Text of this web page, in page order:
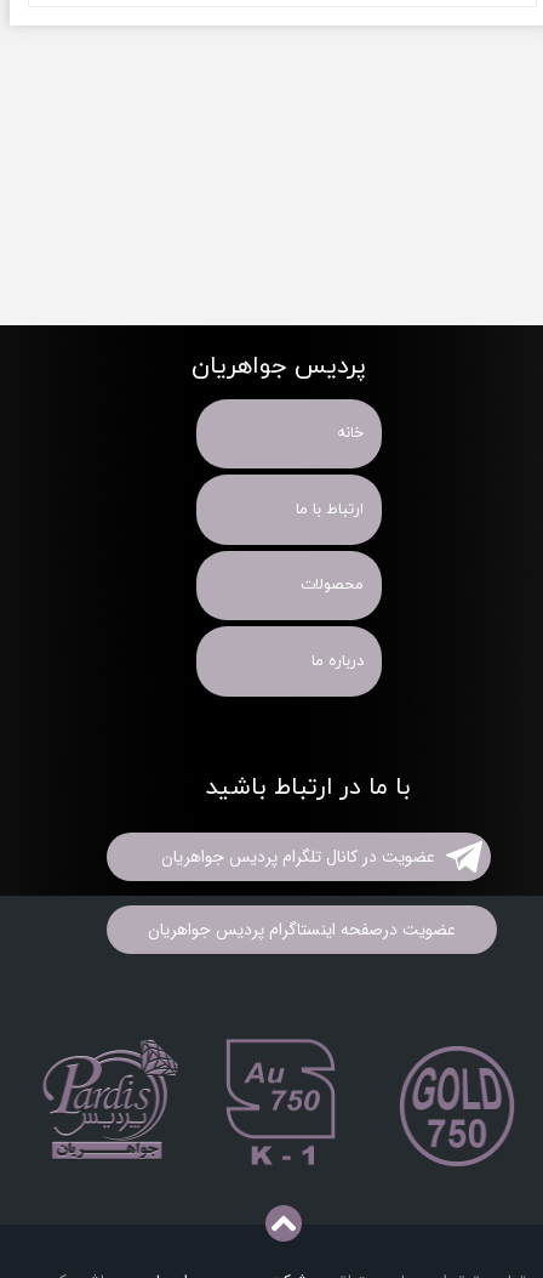
پردیس جواهریان
خانه
ارتباط با ما
محصولات
درباره ما
با ما در ارتباط باشید
عضویت در کانال تلگرام پردیس جواهریان
عضویت درصفحه اینستاگرام پردیس جواهریان